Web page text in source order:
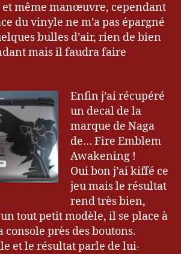
et même manœuvre, cependant
du vinyle ne m’a pas épargné
bulles d’air, rien de bien
mais il faudra faire
Enfin j’ai récupéré
un decal de la
marque de Naga
de… Fire Emblem
Awakening !
Oui bon j’ai kiffé ce
jeu mais le résultat
rend très bien,
tout petit modèle, il se place à
près des boutons.
et le résultat parle de lui-